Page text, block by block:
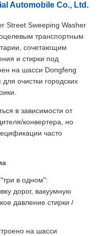
Automobile Co., Ltd.
Street Sweeping Washer
транспортным
сочетающим
и стирки под
на шасси Dongfeng
очистки городских
в зависимости от
конвертера, но
часто
в одном":
дорог, вакуумную
давление стирки /
на шасси